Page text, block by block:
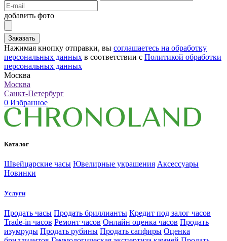
добавить фото
Заказать
Нажимая кнопку отправки, вы соглашаетесь на обработку
персональных данных в соответствии с Политикой обработки
персональных данных
Москва
Москва
Санкт-Петербург
0 Избранное
Каталог
Швейцарские часы Ювелирные украшения Аксессуары
Новинки
Услуги
Продать часы Продать бриллианты Кредит под залог часов
Trade-in часов Ремонт часов Онлайн оценка часов Продать
изумруды Продать рубины Продать сапфиры Оценка